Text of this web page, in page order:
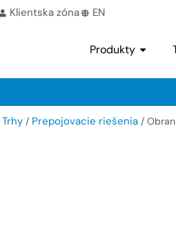
Klientska zóna EN
Produkty
Trhy/ Prepojovacie riešenia/